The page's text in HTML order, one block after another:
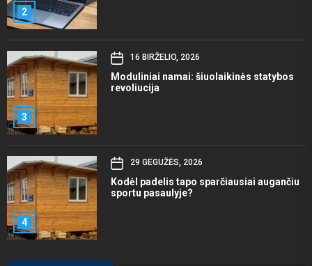
2
3
16 BIRŽELIO, 2026
Moduliniai namai: šiuolaikinės statybos
revoliucija
4
29 GEGUŽĖS, 2026
Kodėl padelis tapo sparčiausiai augančiu
sportu pasaulyje?